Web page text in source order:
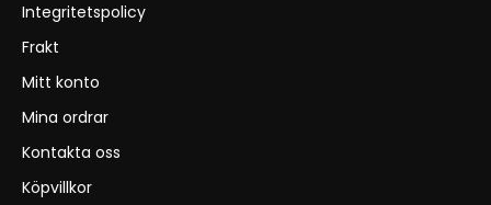
Integritetspolicy
Frakt
Mitt konto
Mina ordrar
Kontakta oss
Köpvillkor